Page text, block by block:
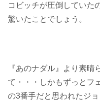
コビッチが圧倒していた
驚いたことでしょう。
『あのナダル』より素
て・・・しかもずっとフ
の3番手だと思われたジ